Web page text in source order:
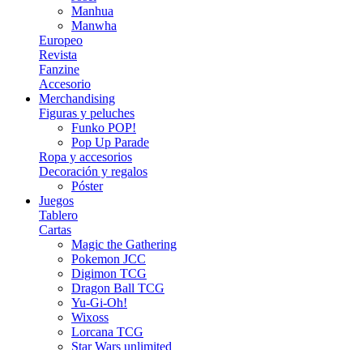
Manhua
Manwha
Europeo
Revista
Fanzine
Accesorio
Merchandising
Figuras y peluches
Funko POP!
Pop Up Parade
Ropa y accesorios
Decoración y regalos
Póster
Juegos
Tablero
Cartas
Magic the Gathering
Pokemon JCC
Digimon TCG
Dragon Ball TCG
Yu-Gi-Oh!
Wixoss
Lorcana TCG
Star Wars unlimited